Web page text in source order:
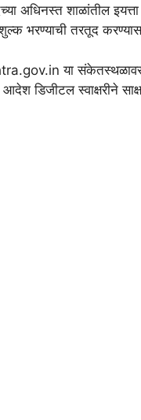
अधिनस्त शाळांतील इयत्ता
शुल्क भरण्याची तरतूद
या
डिजीटल स्वाक्षरीने